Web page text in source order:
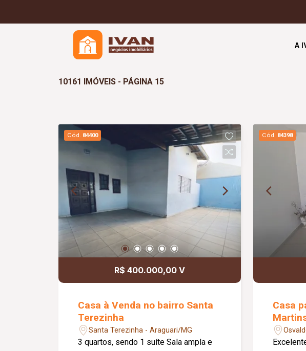
A
10161 IMÓVEIS - PÁGINA 15
Cód. 84400
R$ 400.000,00 V
Casa à Venda no bairro Santa
Terezinha
Santa Terezinha - Araguari/MG
3 quartos, sendo 1 suíte Sala ampla e
Cód. 84398
Casa